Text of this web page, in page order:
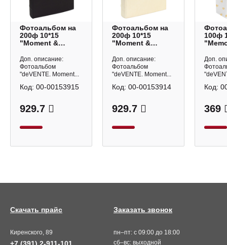
Фотоальбом на
200ф 10*15
"Moment &
кармашки
9028512 deVENTE
Доп. описание:
Фотоальбом
"deVENTE. Moment...
929.7
Код: 00-00153915
Фотоальбом на
200ф 10*15
"Moment &
Молочный"
кармашки
9028511 deVENTE
Доп. описание:
Фотоальбом
"deVENTE. Moment...
929.7
Код: 00-00153914
100ф
Доп.
369
Код:
Киренского, 89
пн–пт: с 09:00 до 18:00
сб–вс: выходной
Заказать звонок
Скачать прайс